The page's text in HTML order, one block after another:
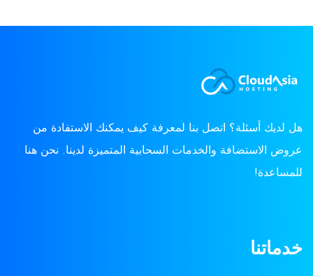
هل لديك أسئلة؟ اتصل بنا لمعرفة كيف يمكنك الاستفادة من
عروض الاستضافة والخدمات السحابية المتميزة لدينا. نحن هنا
للمساعدة!
خدماتنا